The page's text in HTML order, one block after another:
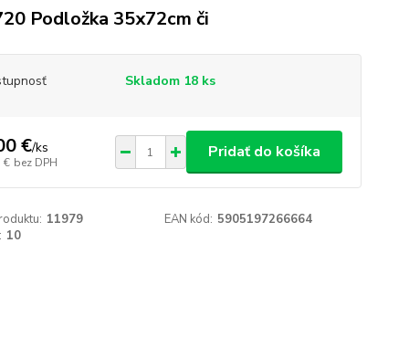
Podložka 35x72cm či
Skladom 18 ks
€/ks
€ bez DPH
Pridať do košíka
11979 EAN kód: 5905197266664
10